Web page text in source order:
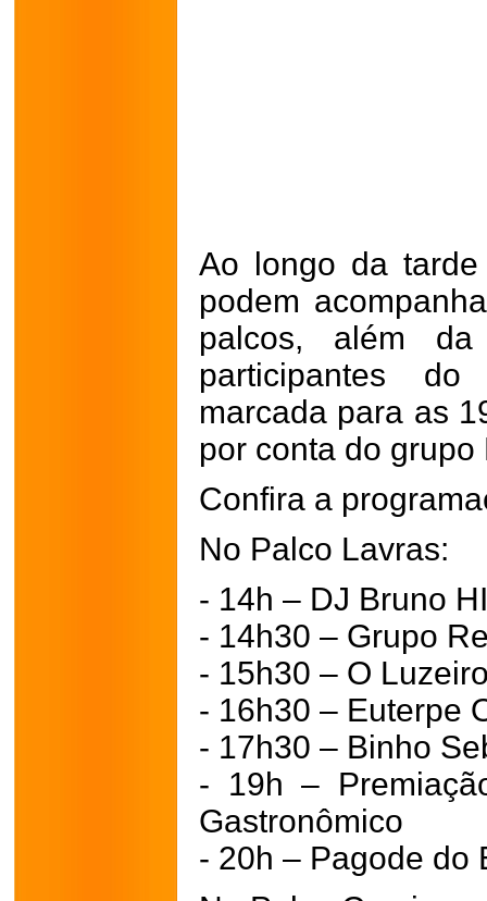
Ao longo da
podem
palcos, além
participantes do
marcada para as
por conta do
Confira a
No Palco Lavras:
- 14h – DJ Bruno
- 14h30 – Grupo
- 15h30 – O
- 16h30 – Euterpe
- 17h30 – Binho
- 19h –
Gastronômico
- 20h – Pagode do